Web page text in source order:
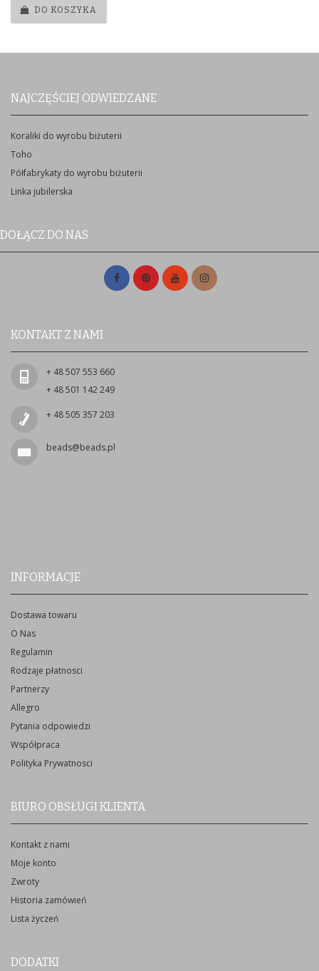
DO KOSZYKA
NAJCZĘŚCIEJ ODWIEDZANE
Koraliki do wyrobu biżuterii
Toho
Półfabrykaty do wyrobu biżuterii
Linka jubilerska
DOŁĄCZ DO NAS
KONTAKT Z NAMI
+ 48 507 553 660
+ 48 501 142 249
+ 48 505 357 203
beads@beads.pl
INFORMACJE
Dostawa towaru
O Nas
Regulamin
Rodzaje płatnosci
Partnerzy
Allegro
Pytania odpowiedzi
Współpraca
Polityka Prywatnosci
BIURO OBSŁUGI KLIENTA
Kontakt z nami
Moje konto
Zwroty
Historia zamówień
Lista życzeń
DODATKI